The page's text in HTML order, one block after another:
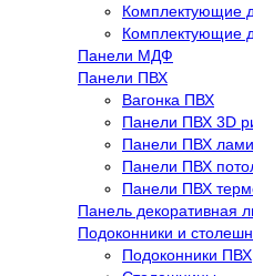
Комплектующие
Комплектующие
Панели МДФ
Панели ПВХ
Вагонка ПВХ
Панели ПВХ 3D
Панели ПВХ
Панели ПВХ
Панели ПВХ
Панель декоративная
Подоконники и
Подоконники ПВХ